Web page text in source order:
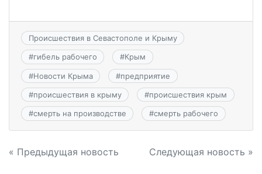
Происшествия в Севастополе и Крыму
#гибель рабочего #Крым
#Новости Крыма #предприятие
#происшествия в крыму #происшествия крым
#смерть на производстве #смерть рабочего
Навигация
« Предыдущая новость Следующая новость »